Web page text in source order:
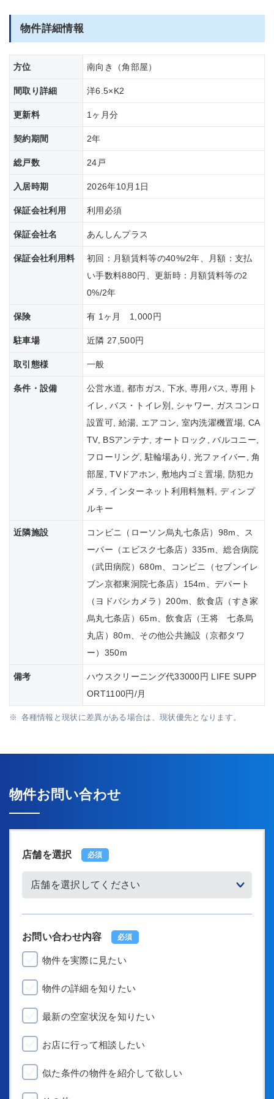
物件詳細情報
方位 南向き（角部屋）
間取り詳細 洋6.5×K2
更新料 1ヶ月分
契約期間 2年
総戸数 24戸
入居時期 2026年10月1日
保証会社利用 利用必須
保証会社名 あんしんプラス
保証会社利用料
初回：月額賃料等の40%/2年、月額：支払
い手数料880円、更新時：月額賃料等の2
0%/2年
保険 有 1ヶ月 1,000円
駐車場 近隣 27,500円
取引態様 一般
条件・設備
公営水道, 都市ガス, 下水, 専用バス, 専用ト
イレ, バス・トイレ別, シャワー, ガスコンロ
設置可, 給湯, エアコン, 室内洗濯機置場, CA
TV, BSアンテナ, オートロック, バルコニー,
フローリング, 駐輪場あり, 光ファイバー, 角
部屋, TVドアホン, 敷地内ゴミ置場, 防犯カ
メラ, インターネット利用料無料, ディンプ
ルキー
近隣施設
コンビニ（ローソン烏丸七条店）98m、ス
ーパー（エビスク七条店）335m、総合病院
（武田病院）680m、コンビニ（セブンイレ
ブン京都東洞院七条店）154m、デパート
（ヨドバシカメラ）200m、飲食店（すき家
烏丸七条店）65m、飲食店（王将 七条烏
丸店）80m、その他公共施設（京都タワ
ー）350m
備考
ハウスクリーニング代33000円 LIFE SUPP
ORT1100円/月
各種情報と現状に差異がある場合は、現状優先となります。
物件お問い合わせ